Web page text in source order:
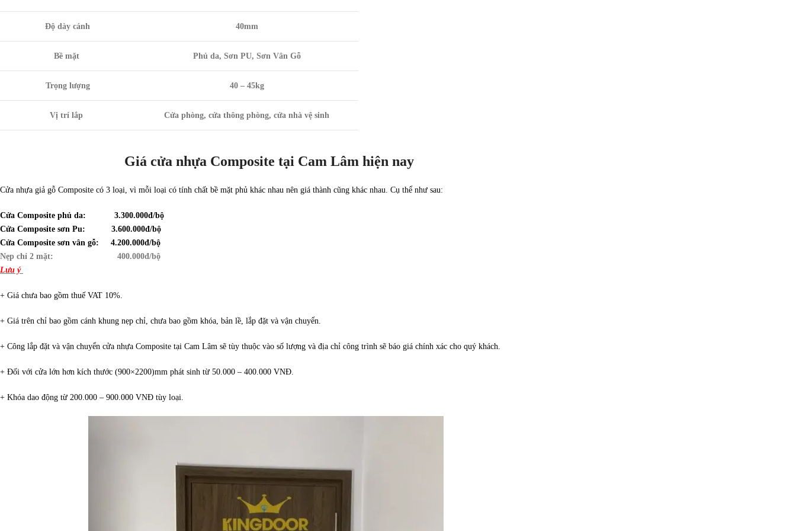
Độ dày cánh 40mm
Bề mặt Phủ da, Sơn PU, Sơn Vân Gỗ
Trọng lượng 40 – 45kg
Vị trí lắp Cửa phòng, cửa thông phòng, cửa nhà vệ sinh
Giá cửa nhựa Composite tại Cam Lâm hiện nay
Cửa nhựa giả gỗ Composite có 3 loại, vì mỗi loại có tính chất bề mặt phủ khác nhau nên giá thành cũng khác nhau. Cụ thể như sau:
Cửa Composite phủ da: 3.300.000đ/bộ
Cửa Composite sơn Pu: 3.600.000đ/bộ
Cửa Composite sơn vân gỗ: 4.200.000đ/bộ
Nẹp chỉ 2 mặt: 400.000đ/bộ
Lưu ý
+ Giá chưa bao gồm thuế VAT 10%.
+ Giá trên chỉ bao gồm cánh khung nẹp chỉ, chưa bao gồm khóa, bản lề, lắp đặt và vận chuyển.
+ Công lắp đặt và vận chuyển cửa nhựa Composite tại Cam Lâm sẽ tùy thuộc vào số lượng và địa chỉ công trình sẽ báo giá chính xác cho quý khách.
+ Đối với cửa lớn hơn kích thước (900×2200)mm phát sinh từ 50.000 – 400.000 VNĐ.
+ Khóa dao động từ 200.000 – 900.000 VNĐ tùy loại.